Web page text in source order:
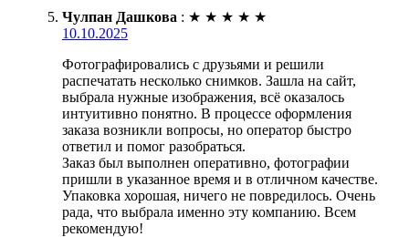
Чулпан Дашкова : ★ ★ ★ ★ ★
10.10.2025
Фотографировались с друзьями и решили
распечатать несколько снимков. Зашла на сайт,
выбрала нужные изображения, всё оказалось
интуитивно понятно. В процессе оформления
заказа возникли вопросы, но оператор быстро
ответил и помог разобраться.
Заказ был выполнен оперативно, фотографии
пришли в указанное время и в отличном качестве.
Упаковка хорошая, ничего не повредилось. Очень
рада, что выбрала именно эту компанию. Всем
рекомендую!